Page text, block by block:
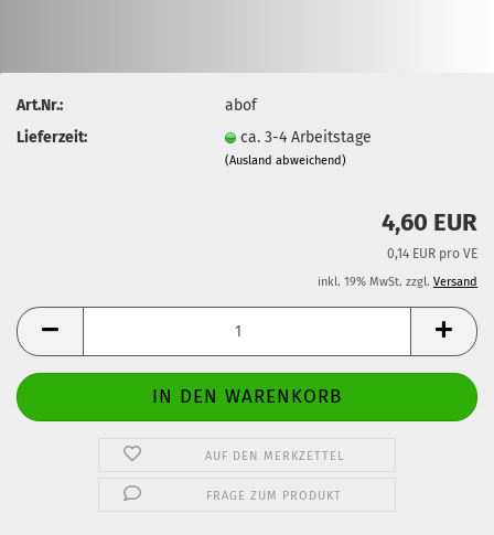
Art.Nr.:
abof
Lieferzeit:
ca. 3-4 Arbeitstage
(Ausland abweichend)
4,60 EUR
0,14 EUR pro VE
inkl. 19% MwSt. zzgl. Versand
AUF DEN MERKZETTEL
FRAGE ZUM PRODUKT